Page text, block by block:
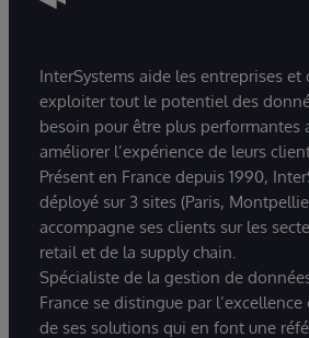
InterSystems aide les entreprises
exploiter tout le potentiel des
besoin pour être plus performantes
améliorer l’expérience de leurs
Présent en France depuis 1990,
déployé sur 3 sites (Paris,
accompagne ses clients sur les
retail et de la supply chain.
Spécialiste de la gestion de
France se distingue par
de ses solutions qui en font une